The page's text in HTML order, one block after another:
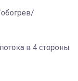
в 4 стороны